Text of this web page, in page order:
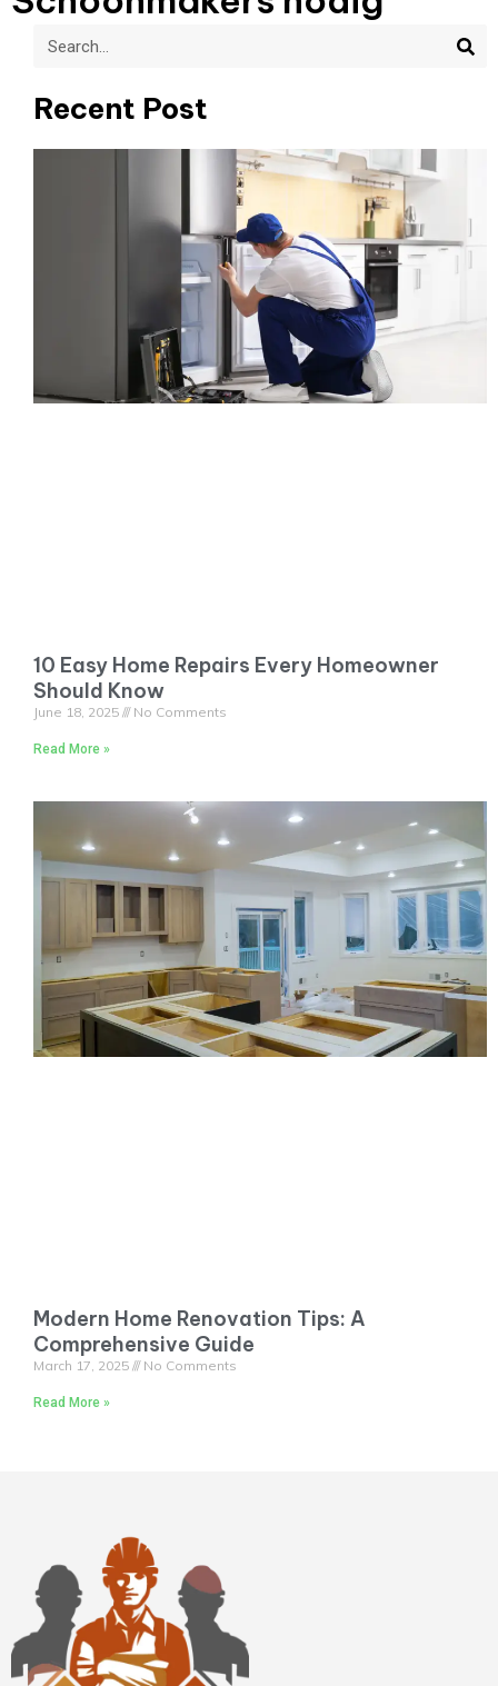
Search
Recent Post
10 Easy Home Repairs Every Homeowner
Should Know
June 18, 2025 No Comments
Read More »
Modern Home Renovation Tips: A
Comprehensive Guide
March 17, 2025 No Comments
Read More »